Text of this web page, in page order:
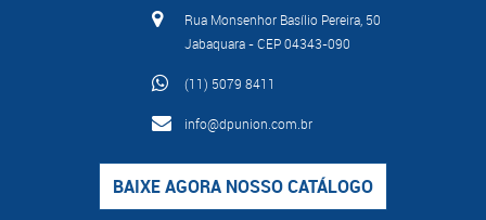
Rua Monsenhor Basílio Pereira, 50
Jabaquara - CEP 04343-090
(11) 5079 8411
info@dpunion.com.br
BAIXE AGORA NOSSO CATÁLOGO